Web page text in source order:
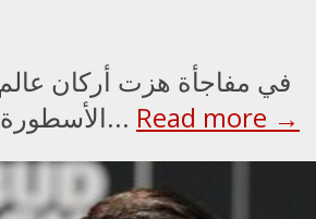
في مفاجأة هزت أركان عالم
الأسطورة الأمريكي فلويد... Read more →